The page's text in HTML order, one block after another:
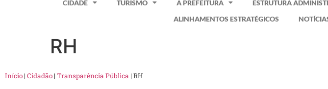
CIDADE TURISMO A PREFEITURA ESTRUTURA
ALINHAMENTOS ESTRATÉGICOS
RH
Início | Cidadão | Transparência Pública | RH